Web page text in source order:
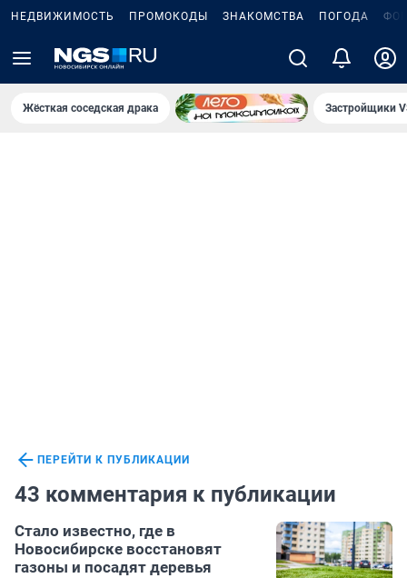
НЕДВИЖИМОСТЬ ПРОМОКОДЫ ЗНАКОМСТВА ПОГОДА
Жёсткая соседская драка Застройщики
ПЕРЕЙТИ К ПУБЛИКАЦИИ
43 комментария к публикации
Стало известно, где в
Новосибирске восстановят
газоны и посадят деревья